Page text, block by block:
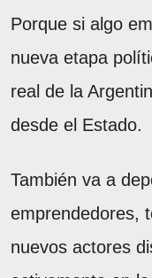
Porque si algo
nueva etapa
real de la
desde el Estado.
También va a
emprendedores,
nuevos actores